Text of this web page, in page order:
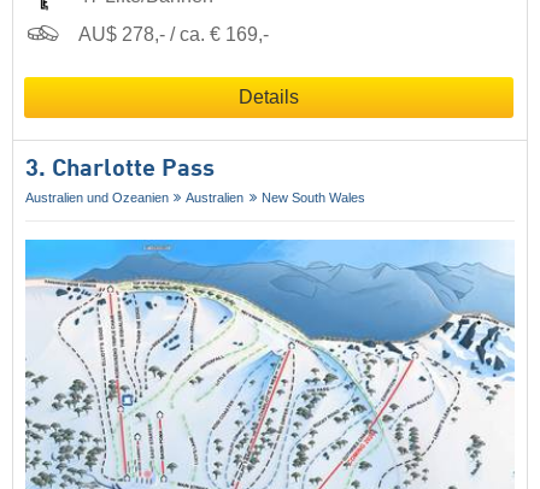
AU$ 278,- / ca. € 169,-
Details
3. Charlotte Pass
Australien und Ozeanien Australien New South Wales